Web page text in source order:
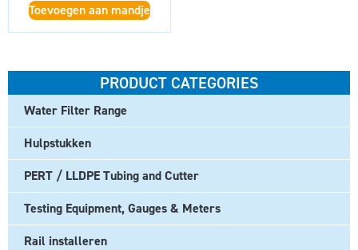
Toevoegen aan mandje
PRODUCT CATEGORIES
Water Filter Range
Hulpstukken
PERT / LLDPE Tubing and Cutter
Testing Equipment, Gauges & Meters
Rail installeren